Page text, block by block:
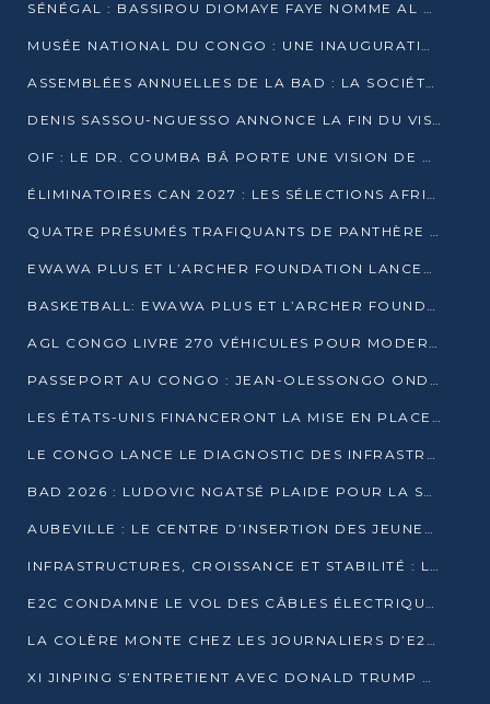
SÉNÉGAL : BASSIROU DIOMAYE FAYE NOMME AL AMINOU LÔ PREMIER MINISTRE
MUSÉE NATIONAL DU CONGO : UNE INAUGURATION PORTEUSE D’ESPOIR POUR LA CULTURE
ASSEMBLÉES ANNUELLES DE LA BAD : LA SOCIÉTÉ CIVILE CONGOLAISE À LA RECHERCHE DE PARTENAIRES POUR SES PROJETS
DENIS SASSOU-NGUESSO ANNONCE LA FIN DU VISA POUR LES AFRICAINS EN 2027
OIF : LE DR. COUMBA BÂ PORTE UNE VISION DE DIALOGUE, DE STABILITÉ ET DE RÉFORME À LA TÊTE
ÉLIMINATOIRES CAN 2027 : LES SÉLECTIONS AFRICAINES CONNAISSENT LEURS ADVERSAIRES
QUATRE PRÉSUMÉS TRAFIQUANTS DE PANTHÈRE ARRÊTÉS À EWO
EWAWA PLUS ET L’ARCHER FOUNDATION LANCENT UN CAMP DE BASKET POUR LES JEUNES À BRAZZAVILLE
BASKETBALL: EWAWA PLUS ET L’ARCHER FOUNDATION LANCENT UN CAMP POUR LES JEUNES
AGL CONGO LIVRE 270 VÉHICULES POUR MODERNISER LE TRANSPORT URBAIN
PASSEPORT AU CONGO : JEAN-OLESSONGO ONDAYE VEUT METTRE FIN AUX LENTEURS ADMINISTRATIVES
LES ÉTATS-UNIS FINANCERONT LA MISE EN PLACE DE JUSQU’À 50 CLINIQUES DE LUTTE CONTRE L’EBOLA
LE CONGO LANCE LE DIAGNOSTIC DES INFRASTRUCTURES SPORTIVES DU COMPLEXE DE KINTÉLÉ
BAD 2026 : LUDOVIC NGATSÉ PLAIDE POUR LA SOUVERAINETÉ FINANCIÈRE AFRICAINE
AUBEVILLE : LE CENTRE D’INSERTION DES JEUNES PRÊT À OUVRIR SES PORTES
INFRASTRUCTURES, CROISSANCE ET STABILITÉ : LA GUINÉE AFFÛTE SES AMBITIONS
E2C CONDAMNE LE VOL DES CÂBLES ÉLECTRIQUES APRÈS UNE VIDÉO VIRALE
LA COLÈRE MONTE CHEZ LES JOURNALIERS D’E2C QUI DÉNONCENT 20 ANS DE PRÉCARITÉ
XI JINPING S’ENTRETIENT AVEC DONALD TRUMP À BEIJING